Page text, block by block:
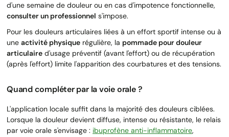
d'une semaine de douleur ou en cas d'impotence fonctionnelle,
consulter un professionnel s'impose.
Pour les douleurs articulaires liées à un effort sportif intense ou à
une activité physique régulière, la pommade pour douleur
articulaire d'usage préventif (avant l'effort) ou de récupération
(après l'effort) limite l'apparition des courbatures et des tensions.
Quand compléter par la voie orale ?
L'application locale suffit dans la majorité des douleurs ciblées.
Lorsque la douleur devient diffuse, intense ou résistante, le relais
par voie orale s'envisage : ibuprofène anti-inflammatoire,